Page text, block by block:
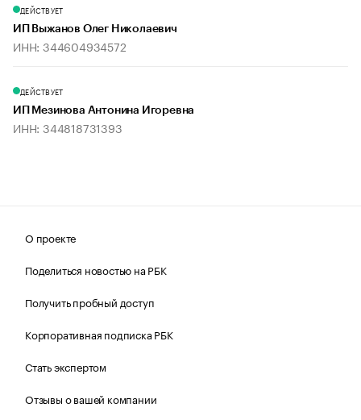
ДЕЙСТВУЕТ
ИП Выжанов Олег Николаевич
ИНН: 344604934572
ДЕЙСТВУЕТ
ИП Мезинова Антонина Игоревна
ИНН: 344818731393
О проекте
Поделиться новостью на РБК
Получить пробный доступ
Корпоративная подписка РБК
Стать экспертом
Отзывы о вашей компании